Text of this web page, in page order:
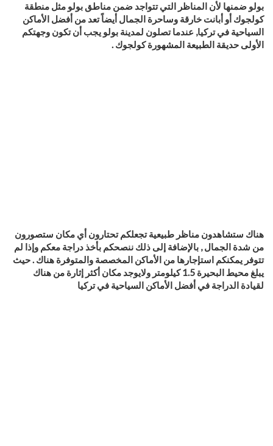
بولو ضمنها لأن المناظر التي تتواجد ضمن مناطق بولو مثل منطقة
كولجوك أو أبانت خارقة وساحرة الجمال أيضاً تعد من أفضل الأماكن
السياحية في تركيا, عندما تصلون لمدينة بولو يجب أن تكون وجهتكم
الأولى حديقة الطبيعة المشهورة كولجوك .
هناك ستشاهدون مناظر طبيعية تجعلكم تحتارون أي مكان ستصورون
من شدة الجمال , بالإضافة إلى ذلك ننصحكم بأخذ دراجة معكم وإذا لم
تتوفر يمكنكم استإجارها من الأماكن المخصصة والمتوفرة هناك . حيث
يبلغ محيط البحيرة 1.5 كيلومتر ولايوجد مكان أكثر إثارة من هناك
لقيادة الدراجة في أفضل الأماكن السياحية في تركيا